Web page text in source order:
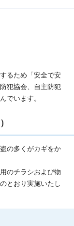
るため「安全で安
犯協会、自主防犯
でいます。
の多くがカギをか
のチラシおよび物
とおり実施いたし